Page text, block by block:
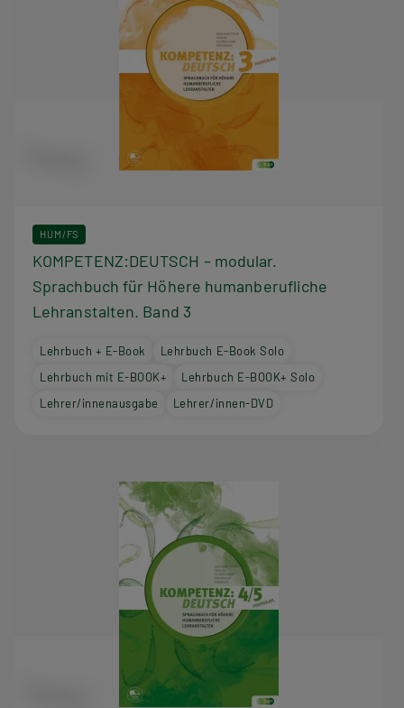
HUM/FS
KOMPETENZ:DEUTSCH – modular.
Sprachbuch für Höhere humanberufliche
Lehranstalten. Band 3
Lehrbuch + E-Book
Lehrbuch E-Book Solo
Lehrbuch mit E-BOOK+
Lehrbuch E-BOOK+ Solo
Lehrer/innenausgabe
Lehrer/innen-DVD